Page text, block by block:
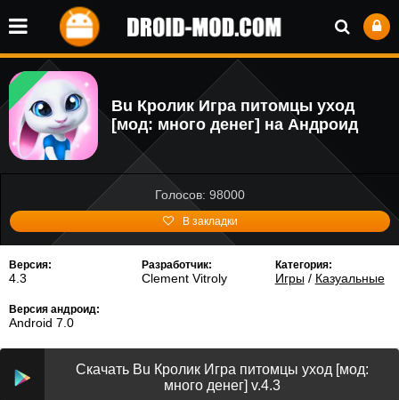
Bu Кролик Игра питомцы уход
[мод: много денег] на Андроид
Голосов: 98000
В закладки
Версия:
4.3
Разработчик:
Clement Vitroly
Категория:
Игры/ Казуальные
Версия андроид:
Android 7.0
Скачать Bu Кролик Игра питомцы уход [мод:
много денег] v.4.3